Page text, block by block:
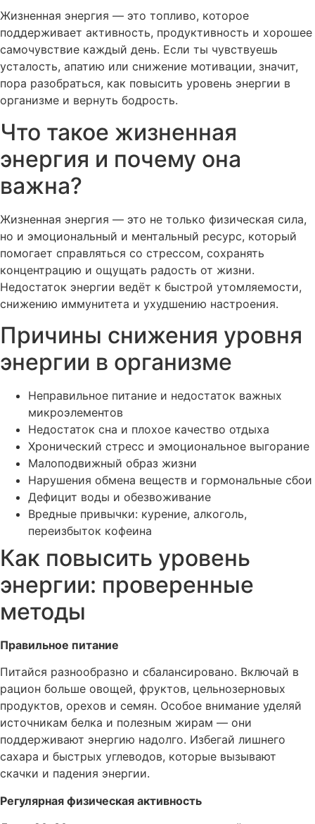
Жизненная энергия — это топливо, которое
поддерживает активность, продуктивность и хорошее
самочувствие каждый день. Если ты чувствуешь
усталость, апатию или снижение мотивации, значит,
пора разобраться, как повысить уровень энергии в
организме и вернуть бодрость.
Что такое жизненная
энергия и почему она
важна?
Жизненная энергия — это не только физическая сила,
но и эмоциональный и ментальный ресурс, который
помогает справляться со стрессом, сохранять
концентрацию и ощущать радость от жизни.
Недостаток энергии ведёт к быстрой утомляемости,
снижению иммунитета и ухудшению настроения.
Причины снижения уровня
энергии в организме
Неправильное питание и недостаток важных
микроэлементов
Недостаток сна и плохое качество отдыха
Хронический стресс и эмоциональное выгорание
Малоподвижный образ жизни
Нарушения обмена веществ и гормональные сбои
Дефицит воды и обезвоживание
Вредные привычки: курение, алкоголь,
переизбыток кофеина
Как повысить уровень
энергии: проверенные
методы
Правильное питание
Питайся разнообразно и сбалансировано. Включай в
рацион больше овощей, фруктов, цельнозерновых
продуктов, орехов и семян. Особое внимание уделяй
источникам белка и полезным жирам — они
поддерживают энергию надолго. Избегай лишнего
сахара и быстрых углеводов, которые вызывают
скачки и падения энергии.
Регулярная физическая активность